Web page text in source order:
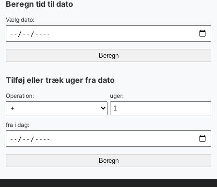
Beregn tid til dato
Vælg dato:
Beregn
Tilføj eller træk uger fra dato
Operation: uger:
fra i dag:
Beregn